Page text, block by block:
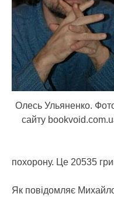
Олесь Ульяненко.
сайту
похорону. Це 20535
Як повідомляє